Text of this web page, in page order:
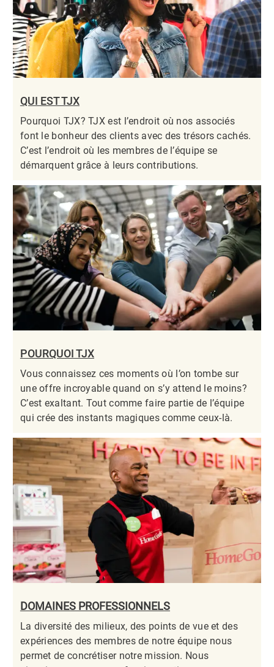
QUI EST TJX
Pourquoi TJX? TJX est l’endroit où nos associés
font le bonheur des clients avec des trésors cachés.
C’est l’endroit où les membres de l’équipe se
démarquent grâce à leurs contributions.​​​​​​​
POURQUOI TJX
Vous connaissez ces moments où l’on tombe sur
une offre incroyable quand on s’y attend le moins?
C’est exaltant. Tout comme faire partie de l’équipe
qui crée des instants magiques comme ceux-là.​​​​​​​
DOMAINES PROFESSIONNELS
La diversité des milieux, des points de vue et des
expériences des membres de notre équipe nous
permet de concrétiser notre mission. Nous